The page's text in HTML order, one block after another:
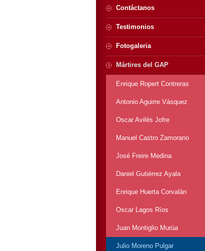
Contáctanos
Testimonios
Fotogaleria
Mártires del GAP
Enrique Ropert Contreras
Antonio Aguirre Vásquez
Oscar Avilés Jofre
Manuel Castro Zamorano
José Freire Medina
Daniel Gutiérrez Ayala
Enrique Huerta Corvalán
Oscar Lagos Ríos
Juan Montiglio Murúa
Julio Moreno Pulgar